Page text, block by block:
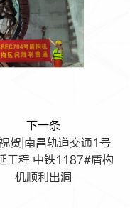
下一条
贺|南昌轨道交通1号
工程 中铁1187#盾构
机顺利出洞